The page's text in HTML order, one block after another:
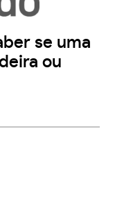
se uma
ou